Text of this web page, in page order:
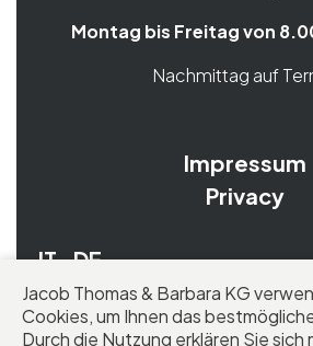
Jacob Thomas & Barbara KG
Cookies, um Ihnen das
Durch die Nutzung erklären Sie sich
Montag bis Freitag von
Nachmittag auf
Impressum
Privacy
IT DE
Folgen Sie